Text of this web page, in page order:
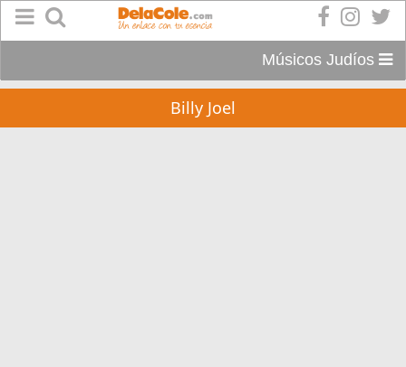
Músicos Judíos
Billy Joel